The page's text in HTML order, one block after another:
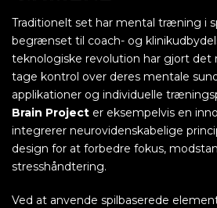
Traditionelt set har mental træning i
begrænset til coach- og
teknologiske revolution har gjort det
tage kontrol over deres mentale
applikationer og individuelle
Brain Project er eksempelvis en
integrerer neurovidenskabelige
design for at forbedre fokus,
stresshåndtering.
Ved at anvende spilbaserede